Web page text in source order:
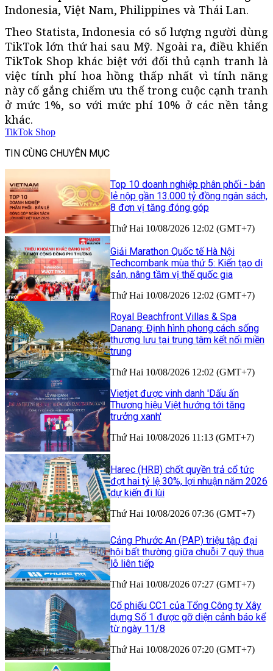
Indonesia, Việt Nam, Philippines và Thái Lan.
Theo Statista, Indonesia có số lượng người dùng
TikTok lớn thứ hai sau Mỹ. Ngoài ra, điều khiến
TikTok Shop khác biệt với đối thủ cạnh tranh là
việc tính phí hoa hồng thấp nhất vì tính năng
này cố gắng chiếm ưu thế trong cuộc cạnh tranh
ở mức 1%, so với mức phí 10% ở các nền tảng
khác.
TikTok Shop
TIN CÙNG CHUYÊN MỤC
Top 10 doanh nghiệp phân phối - bán
lẻ nộp gần 13.000 tỷ đồng ngân sách,
8 đơn vị tăng đóng góp
Thứ Hai 10/08/2026 12:02 (GMT+7)
Giải Marathon Quốc tế Hà Nội
Techcombank mùa thứ 5: Kiến tạo di
sản, nâng tầm vị thế quốc gia
Thứ Hai 10/08/2026 12:02 (GMT+7)
Royal Beachfront Villas & Spa
Danang: Định hình phong cách sống
thượng lưu tại trung tâm kết nối miền
trung
Thứ Hai 10/08/2026 12:02 (GMT+7)
Vietjet được vinh danh 'Dấu ấn
Thương hiệu Việt hướng tới tăng
trưởng xanh'
Thứ Hai 10/08/2026 11:13 (GMT+7)
Harec (HRB) chốt quyền trả cổ tức
đợt hai tỷ lệ 30%, lợi nhuận năm 2026
dự kiến đi lùi
Thứ Hai 10/08/2026 07:36 (GMT+7)
Cảng Phước An (PAP) triệu tập đại
hội bất thường giữa chuỗi 7 quý thua
lỗ liên tiếp
Thứ Hai 10/08/2026 07:27 (GMT+7)
Cổ phiếu CC1 của Tổng Công ty Xây
dựng Số 1 được gỡ diện cảnh báo kể
từ ngày 11/8
Thứ Hai 10/08/2026 07:20 (GMT+7)